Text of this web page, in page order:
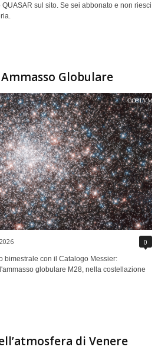
sul sito. Se sei abbonato e non riesci
Ammasso Globulare
0
bimestrale con il Catalogo Messier:
globulare M28, nella costellazione
di Venere